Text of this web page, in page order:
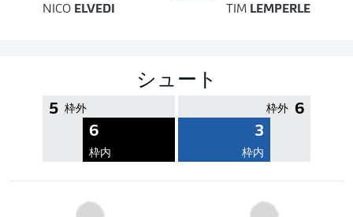
NICO ELVEDI TIMLEMPERLE
シュート
5 枠外
6
枠内
6
枠外
3
枠内